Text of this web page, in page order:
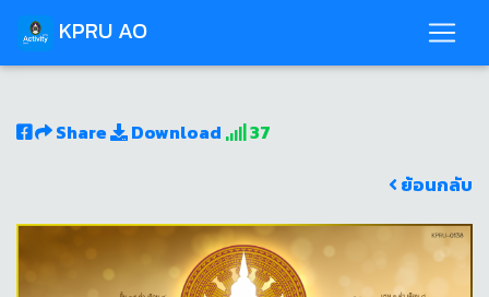
KPRU AO
Share Download
37
ย้อนกลับ